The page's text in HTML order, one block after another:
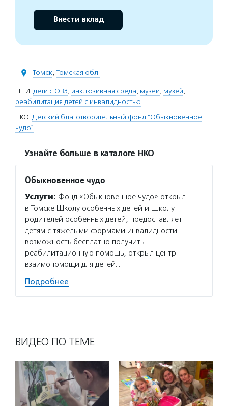
Внести вклад
Томск, Томская обл.
ТЕГИ: дети с ОВЗ, инклюзивная среда, музеи, музей,
реабилитация детей с инвалидностью
НКО: Детский благотворительный фонд "Обыкновенное
чудо"
Узнайте больше в каталоге НКО
Обыкновенное чудо
Услуги: Фонд «Обыкновенное чудо» открыл
в Томске Школу особенных детей и Школу
родителей особенных детей, предоставляет
детям с тяжелыми формами инвалидности
возможность бесплатно получить
реабилитационную помощь, открыл центр
взаимопомощи для детей…
Подробнее
ВИДЕО ПО ТЕМЕ